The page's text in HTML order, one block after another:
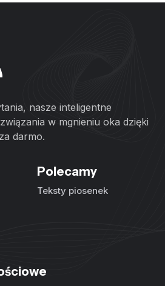
nasze inteligentne
w mgnieniu oka dzięki
darmo.
Polecamy
Teksty piosenek